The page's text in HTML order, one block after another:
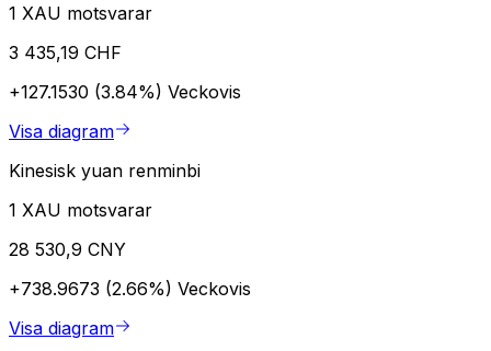
1 XAU motsvarar
3 435,19 CHF
+127.1530 (3.84%) Veckovis
Visa diagram
Kinesisk yuan renminbi
1 XAU motsvarar
28 530,9 CNY
+738.9673 (2.66%) Veckovis
Visa diagram